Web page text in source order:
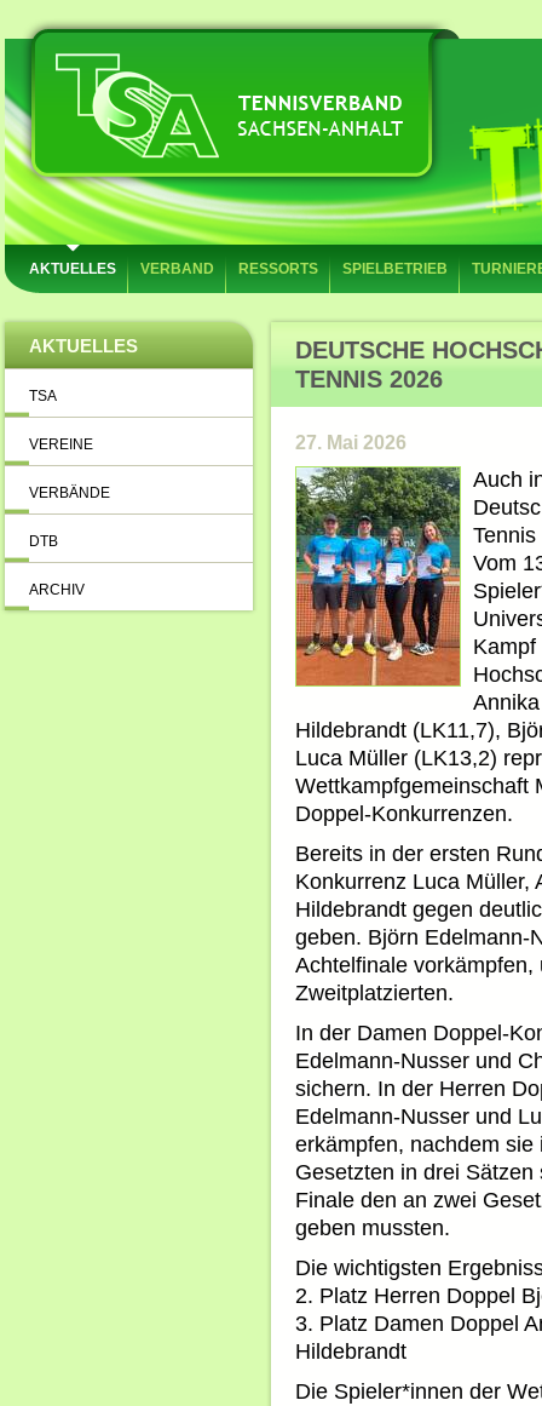
AKTUELLES VERBAND RESSORTS SPIELBETRIEB
AKTUELLES
TSA
VEREINE
VERBÄNDE
DTB
ARCHIV
DEUTSCHE
TENNIS 2026
27. Mai 2026
Auch
Vom
Kampf
Hildebrandt (LK11,7),
Luca Müller (LK13,2)
Wettkampfgemeinschaft
Doppel-Konkurrenzen.
Bereits in der ersten
Konkurrenz Luca Müller,
Hildebrandt gegen
geben. Björn Edelmann-
Achtelfinale
Zweitplatzierten.
In der Damen Doppel-
Edelmann-Nusser und
sichern. In der Herren
Edelmann-Nusser und
erkämpfen, nachdem
Gesetzten in drei
Finale den an zwei
geben mussten.
Die wichtigsten
2. Platz Herren Doppel
3. Platz Damen Doppel
Hildebrandt
Die Spieler*innen der